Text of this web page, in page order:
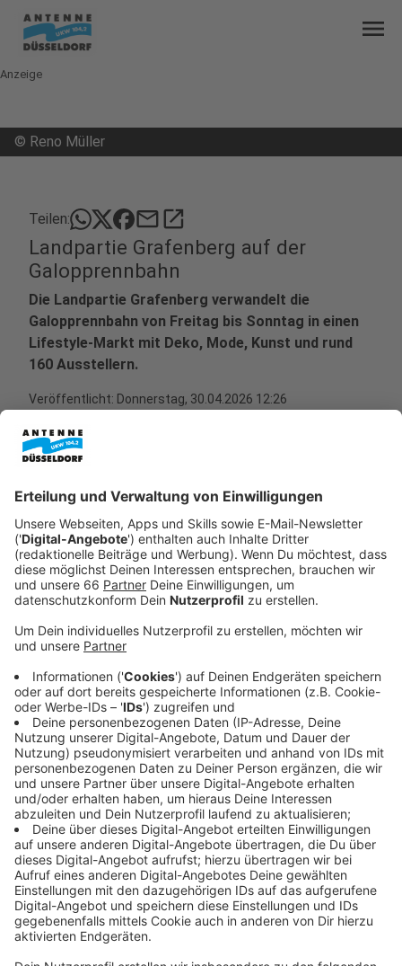
menu
Anzeige
© Reno Müller
Teilen: mailopen_in_new
Landpartie Grafenberg auf der
Galopprennbahn
Die Landpartie Grafenberg verwandelt die
Galopprennbahn von Freitag bis Sonntag in einen
Lifestyle-Markt mit Deko, Mode, Kunst und rund
160 Ausstellern.
Veröffentlicht: Donnerstag, 30.04.2026 12:26
Anzeige
Wochenende zum Lifestyle-Markt. Von Freitag bis
Sonntag, 1. bis 3. Mai, findet dort dieLandpartie
Grafenbergstatt. Besucherinnen und Besucher können
sich auf ein breites Angebot rund um Deko,
Rund 160 Aussteller in Grafenberg
Anzeige
Bei der Landpartie Grafenberg präsentieren rund 160
Ausstellerinnen und Aussteller ihre Produkte. Der
Lifestyle-Markt auf der Galopprennbahn richtet sich
an alle, die besondere Ideen für Wohnen, Mode und
Kunst entdecken möchten.
Der Markt ist an allen drei Tagen jeweils von 10 bis 18